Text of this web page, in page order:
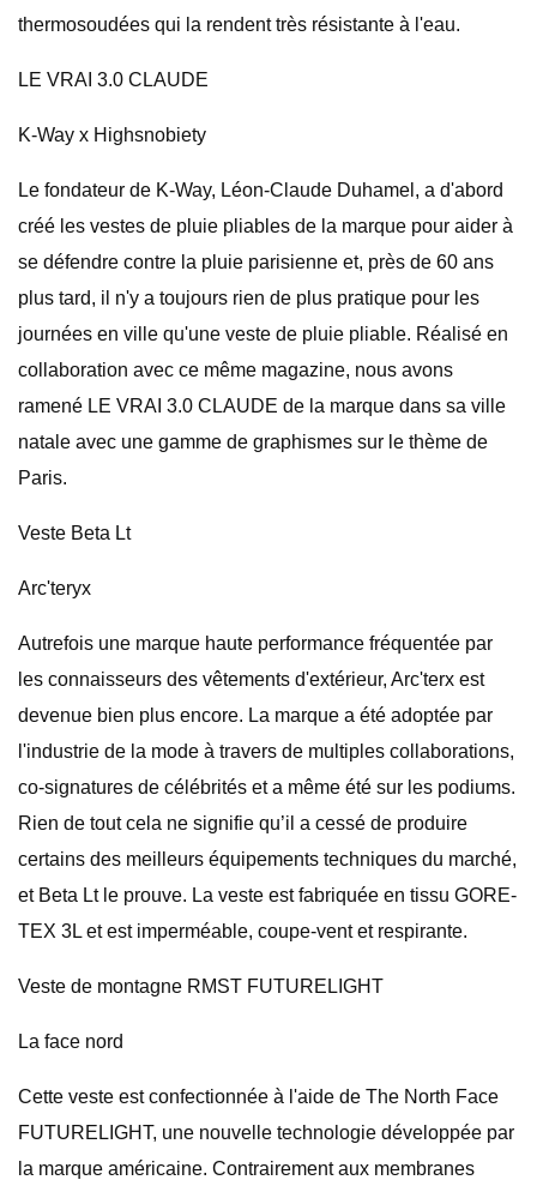
thermosoudées qui la rendent très résistante à l'eau.
LE VRAI 3.0 CLAUDE
K-Way x Highsnobiety
Le fondateur de K-Way, Léon-Claude Duhamel, a d'abord
créé les vestes de pluie pliables de la marque pour aider à
se défendre contre la pluie parisienne et, près de 60 ans
plus tard, il n'y a toujours rien de plus pratique pour les
journées en ville qu'une veste de pluie pliable. Réalisé en
collaboration avec ce même magazine, nous avons
ramené LE VRAI 3.0 CLAUDE de la marque dans sa ville
natale avec une gamme de graphismes sur le thème de
Paris.
Veste Beta Lt
Arc'teryx
Autrefois une marque haute performance fréquentée par
les connaisseurs des vêtements d'extérieur, Arc'terx est
devenue bien plus encore. La marque a été adoptée par
l'industrie de la mode à travers de multiples collaborations,
co-signatures de célébrités et a même été sur les podiums.
Rien de tout cela ne signifie qu’il a cessé de produire
certains des meilleurs équipements techniques du marché,
et Beta Lt le prouve. La veste est fabriquée en tissu GORE-
TEX 3L et est imperméable, coupe-vent et respirante.
Veste de montagne RMST FUTURELIGHT
La face nord
Cette veste est confectionnée à l'aide de The North Face
FUTURELIGHT, une nouvelle technologie développée par
la marque américaine. Contrairement aux membranes